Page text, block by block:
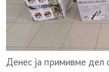
Денес ја примивме дел